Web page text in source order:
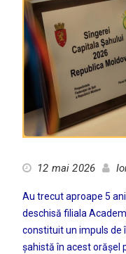
12 mai 2026
Au trecut aproape 5
deschisă filiala
constituit un impuls de
șahistă în acest orășel